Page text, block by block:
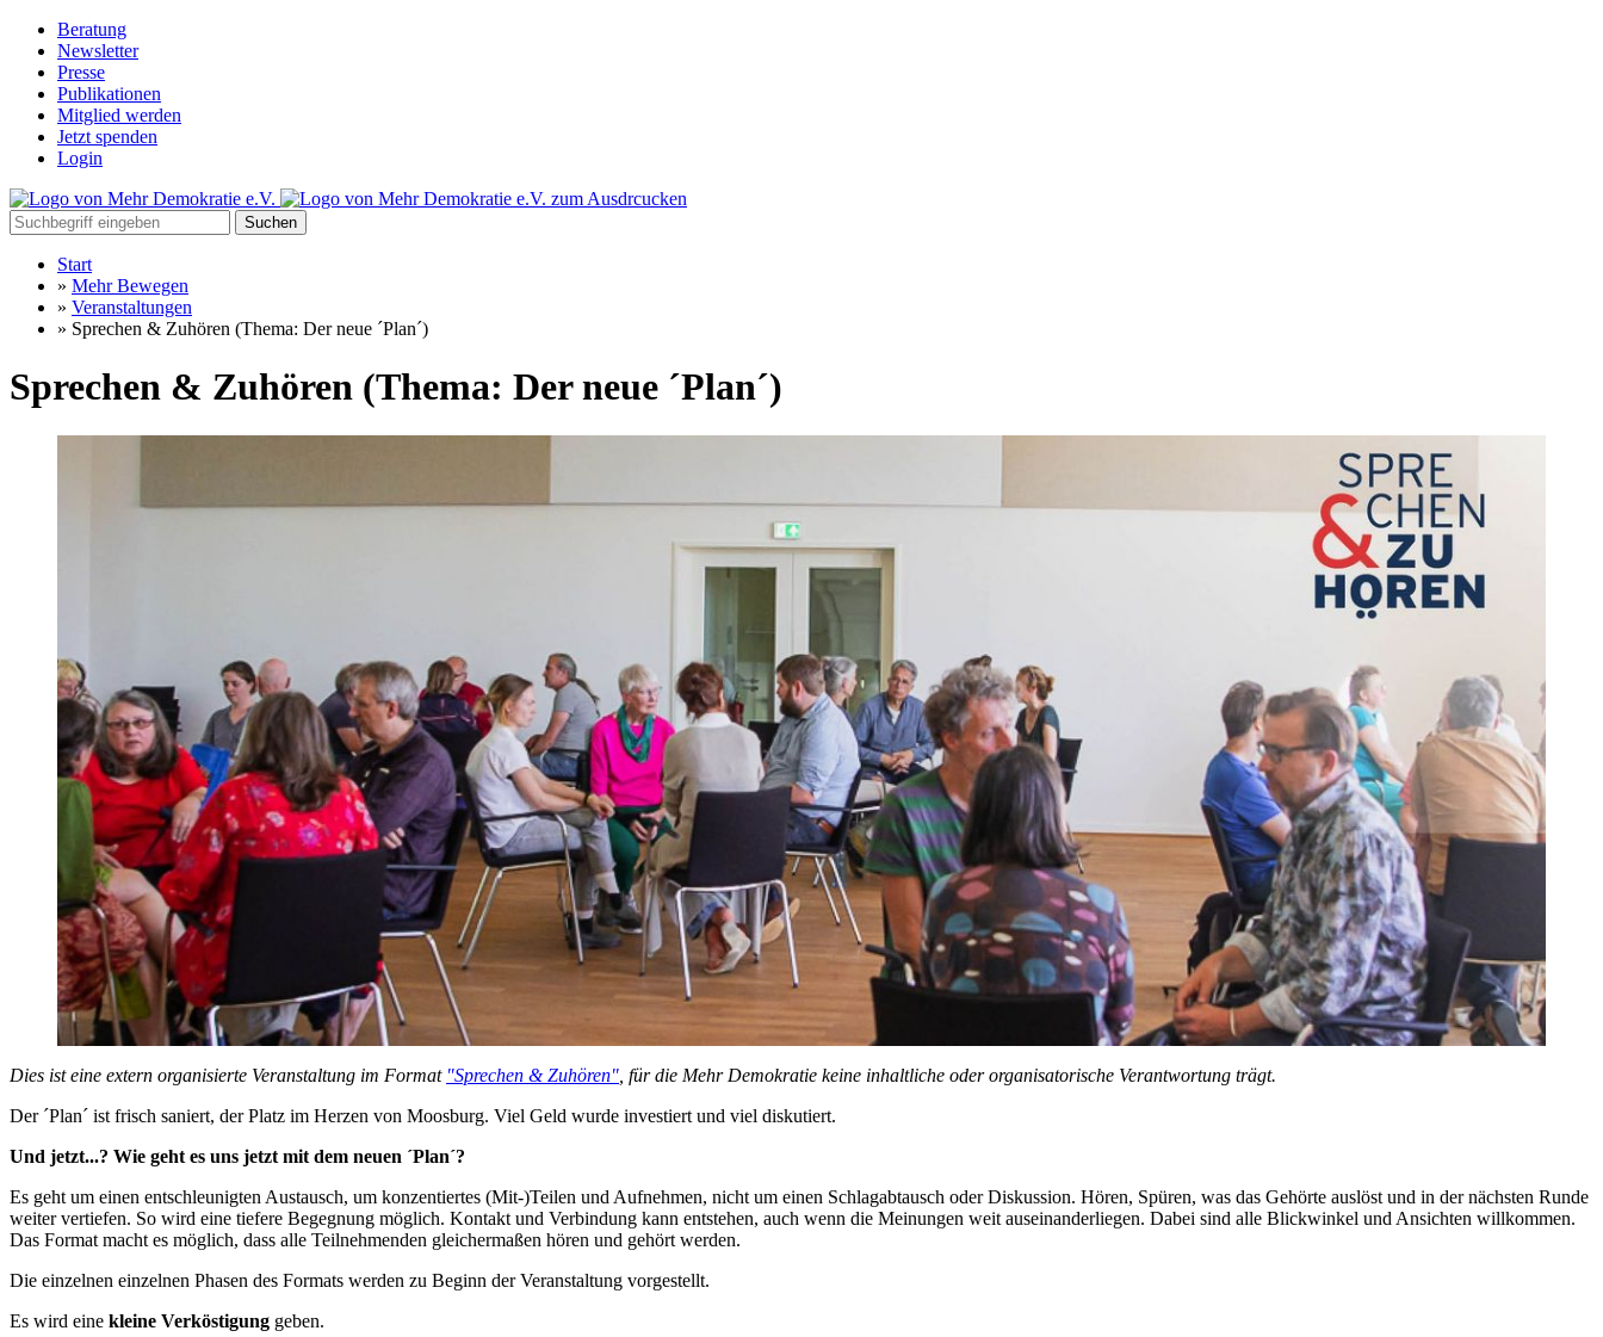
Beratung
Newsletter
Presse
Publikationen
Mitglied werden
Jetzt spenden
Login
Suchen
Start
» Mehr Bewegen
» Veranstaltungen
» Sprechen & Zuhören (Thema: Der neue ´Plan´)
Sprechen & Zuhören (Thema: Der neue ´Plan´)
Dies ist eine extern organisierte Veranstaltung im Format "Sprechen & Zuhören" , für die Mehr Demokratie keine inhaltliche oder organisatorische Verantwortung trägt.
Der ´Plan´ ist frisch saniert, der Platz im Herzen von Moosburg. Viel Geld wurde investiert und viel diskutiert.
Und jetzt...? Wie geht es uns jetzt mit dem neuen ´Plan´?
Es geht um einen entschleunigten Austausch, um konzentiertes (Mit-)Teilen und Aufnehmen, nicht um einen Schlagabtausch oder Diskussion. Hören, Spüren, was das Gehörte auslöst und in der nächsten Runde
weiter vertiefen. So wird eine tiefere Begegnung möglich. Kontakt und Verbindung kann entstehen, auch wenn die Meinungen weit auseinanderliegen. Dabei sind alle Blickwinkel und Ansichten willkommen.
Das Format macht es möglich, dass alle Teilnehmenden gleichermaßen hören und gehört werden.
Die einzelnen einzelnen Phasen des Formats werden zu Beginn der Veranstaltung vorgestellt.
Es wird eine kleine Verköstigung geben.